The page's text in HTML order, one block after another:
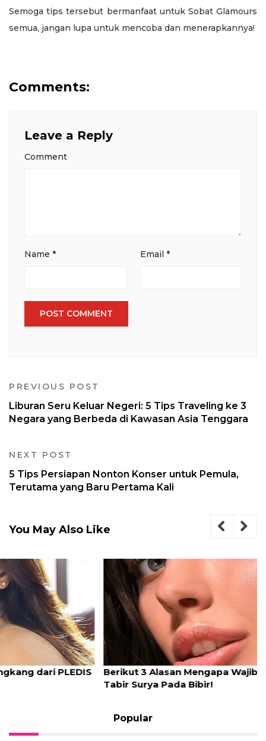
Semoga tips tersebut bermanfaat untuk Sobat Glamours
semua, jangan lupa untuk mencoba dan menerapkannya!
Comments:
Leave a Reply
Comment
Name * Email *
PREVIOUS POST
Liburan Seru Keluar Negeri: 5 Tips Traveling ke 3
Negara yang Berbeda di Kawasan Asia Tenggara
NEXT POST
5 Tips Persiapan Nonton Konser untuk Pemula,
Terutama yang Baru Pertama Kali
You May Also Like
Berikut 3 Alasan Mengapa Wajib Menggunakan
Tabir Surya Pada Bibir!
Popular